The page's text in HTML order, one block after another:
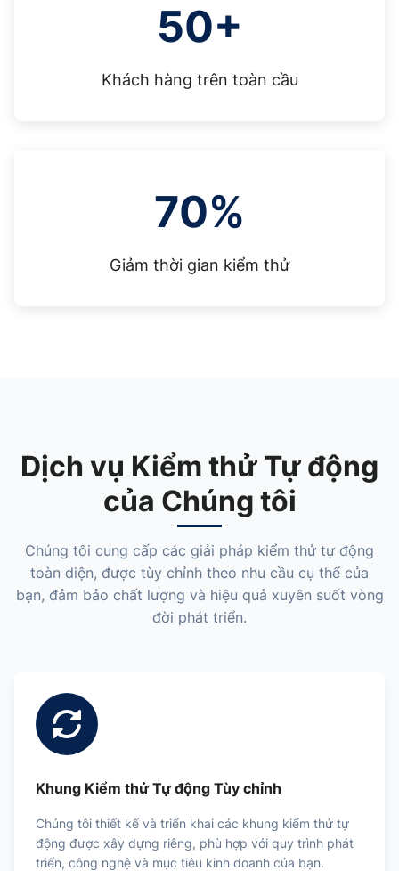
50+
Khách hàng trên toàn cầu
70%
Giảm thời gian kiểm thử
Dịch vụ Kiểm thử Tự động
của Chúng tôi
Chúng tôi cung cấp các giải pháp kiểm thử tự động
toàn diện, được tùy chỉnh theo nhu cầu cụ thể của
bạn, đảm bảo chất lượng và hiệu quả xuyên suốt vòng
đời phát triển.
Khung Kiểm thử Tự động Tùy chỉnh
Chúng tôi thiết kế và triển khai các khung kiểm thử tự
động được xây dựng riêng, phù hợp với quy trình phát
triển, công nghệ và mục tiêu kinh doanh của bạn.